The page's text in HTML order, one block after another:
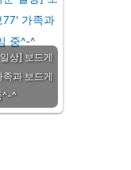
상] 보드게
과 보드게
^-^